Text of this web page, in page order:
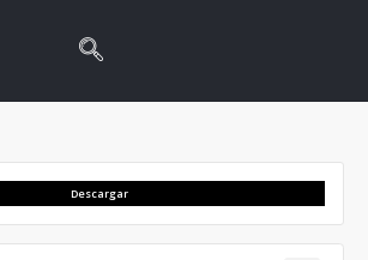
Descargar